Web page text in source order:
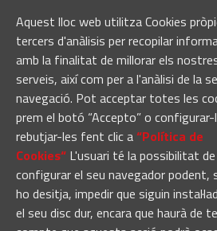
Aquest lloc web utilitza Cookies
tercers d'anàlisis per recopilar
amb la finalitat de millorar els
serveis, així com per a l'anàlisi de la
navegació. Pot acceptar totes les
prem el botó “Accepto” o
rebutjar-les fent clic a“Política de
Cookies“ L'usuari té la possibilitat de
configurar el seu navegador podent,
ho desitja, impedir que siguin
el seu disc dur, encara que haurà de
Catalunya es prepara per a la nit
l'estiu, més enllà de l'eclipsi
Empats sense gols a Santa
Nou Atles de Varietats de Vinya
redaccio@manresadiari.cat|
Pompeu Fabra, 7-13, 08240-